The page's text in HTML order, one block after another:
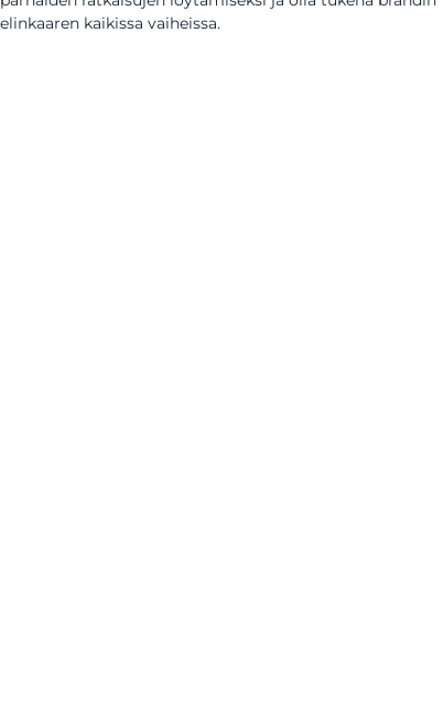
elinkaaren kaikissa vaiheissa.